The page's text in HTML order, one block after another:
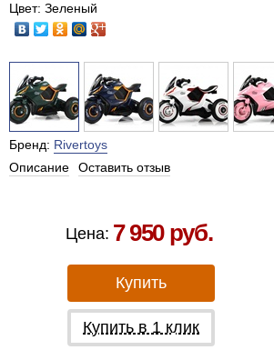
Цвет: Зеленый
Бренд: Rivertoys
Описание
Оставить отзыв
Цена: 7 950 руб.
Купить
Купить в 1 клик